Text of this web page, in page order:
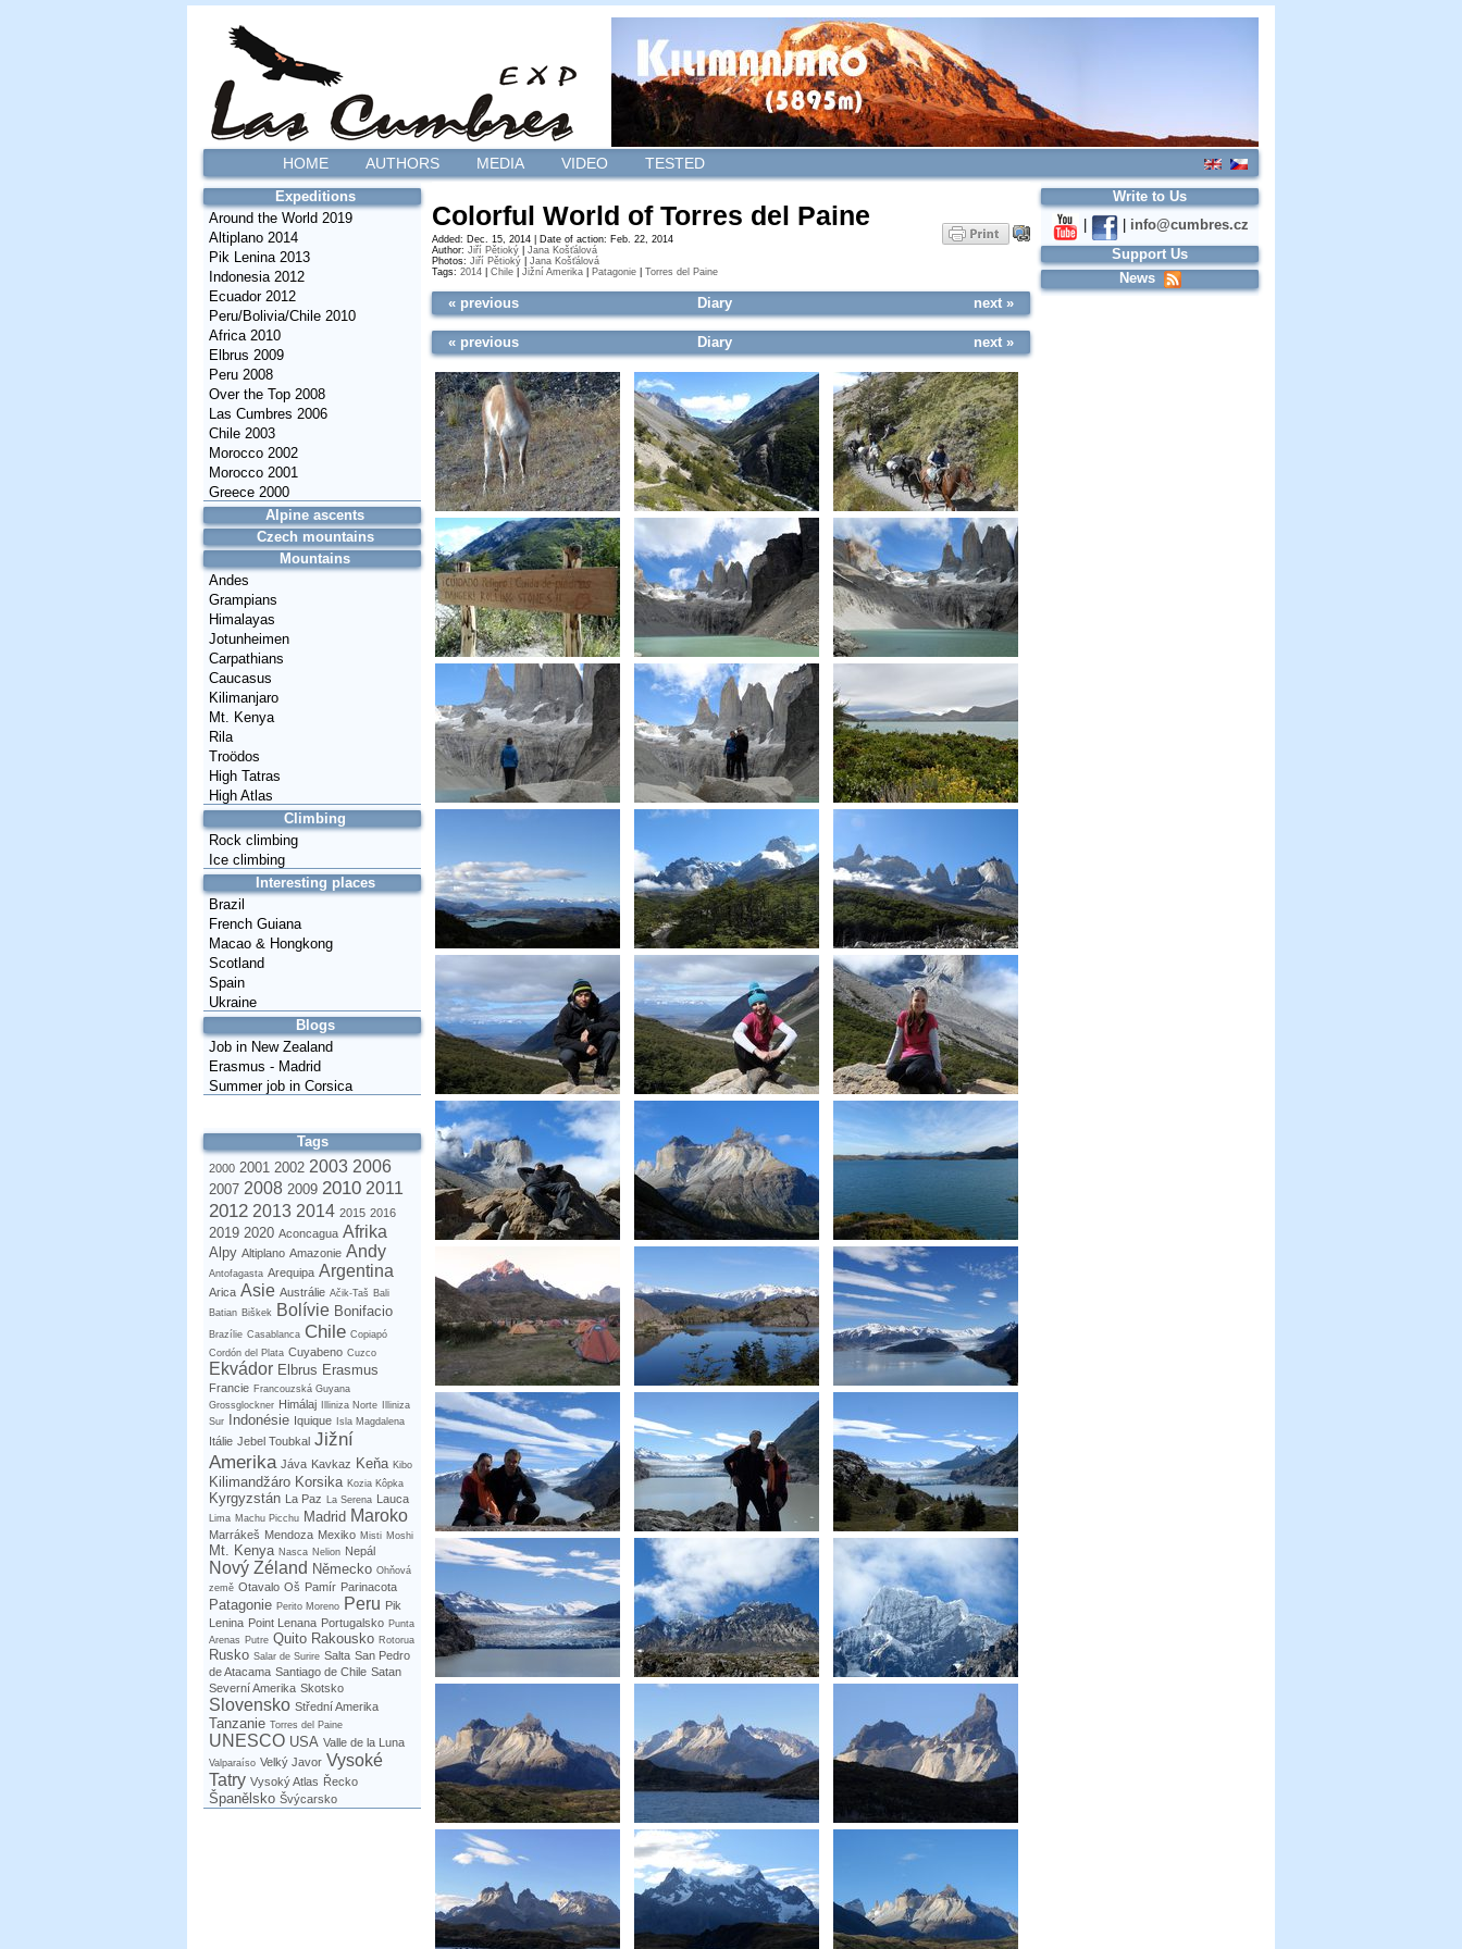
HOME AUTHORS MEDIA VIDEO TESTED
Expeditions
Around the World 2019
Altiplano 2014
Pik Lenina 2013
Indonesia 2012
Ecuador 2012
Peru/Bolivia/Chile 2010
Africa 2010
Elbrus 2009
Peru 2008
Over the Top 2008
Las Cumbres 2006
Chile 2003
Morocco 2002
Morocco 2001
Greece 2000
Alpine ascents
Czech mountains
Mountains
Andes
Grampians
Himalayas
Jotunheimen
Carpathians
Caucasus
Kilimanjaro
Mt. Kenya
Rila
Troödos
High Tatras
High Atlas
Climbing
Rock climbing
Ice climbing
Interesting places
Brazil
French Guiana
Macao & Hongkong
Scotland
Spain
Ukraine
Blogs
Job in New Zealand
Erasmus - Madrid
Summer job in Corsica
Tags
2000 2001 2002 2003 2006
2007 2008 2009 2010 2011
2012 2013 2014 2015 2016
2019 2020 Aconcagua Afrika
Alpy Altiplano Amazonie Andy
Antofagasta Arequipa Argentina
Arica Asie Austrálie Ačik-Taš Bali
Batian Biškek Bolívie Bonifacio
Brazílie Casablanca Chile Copiapó
Cordón del Plata Cuyabeno Cuzco
Ekvádor Elbrus Erasmus
Francie Francouzská Guyana
Grossglockner Himálaj Illiniza Norte
Illiniza
Sur
Indonésie Iquique Isla Magdalena
Itálie Jebel Toubkal Jižní
Amerika Jáva Kavkaz Keňa Kibo
Kilimandžáro Korsika Kozia Kôpka
Kyrgyzstán La Paz La Serena Lauca
Lima Machu Picchu Madrid Maroko
Marrákeš Mendoza Mexiko Misti Moshi
Mt. Kenya Nasca Nelion Nepál
Nový Zéland Německo Ohňová
země Otavalo Oš Pamír Parinacota
Patagonie Perito Moreno Peru Pik
Lenina Point Lenana Portugalsko Punta
Arenas Putre Quito Rakousko Rotorua
Rusko Salar de Surire Salta San Pedro
de Atacama Santiago de Chile Satan
Severní Amerika Skotsko
Slovensko Střední Amerika
Tanzanie Torres del Paine
UNESCO USA Valle de la Luna
Valparaíso Velký Javor Vysoké
Tatry Vysoký Atlas Řecko
Španělsko Švýcarsko
Colorful World of Torres del Paine
Added: Dec. 15, 2014 | Date of action: Feb. 22, 2014
Author: Jiří Pětioký
Jana Košťálová
Photos: Jiří Pětioký
Jana Košťálová
Tags: 2014 Chile Jižní Amerika Patagonie Torres del Paine
« previous Diary next »
« previous Diary next »
Write to Us
info@cumbres.cz
Support Us
News